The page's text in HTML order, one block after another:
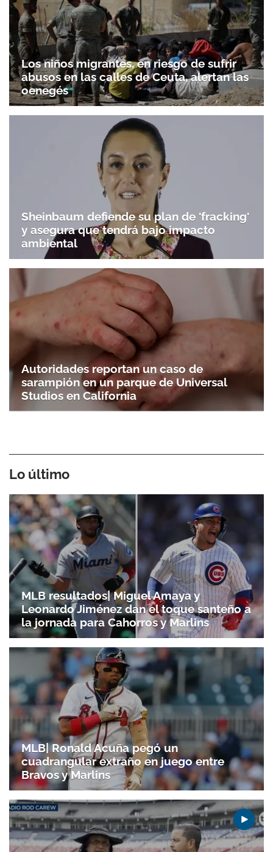
Los niños migrantes, en riesgo de sufrir
abusos en las calles de Ceuta, alertan las
oenegés
Sheinbaum defiende su plan de 'fracking'
y asegura que tendrá bajo impacto
ambiental
Autoridades reportan un caso de
sarampión en un parque de Universal
Studios en California
Lo último
MLB resultados| Miguel Amaya y
Leonardo Jiménez dan el toque santeño a
la jornada para Cahorros y Marlins
MLB| Ronald Acuña pegó un
cuadrangular extraño en juego entre
Bravos y Marlins